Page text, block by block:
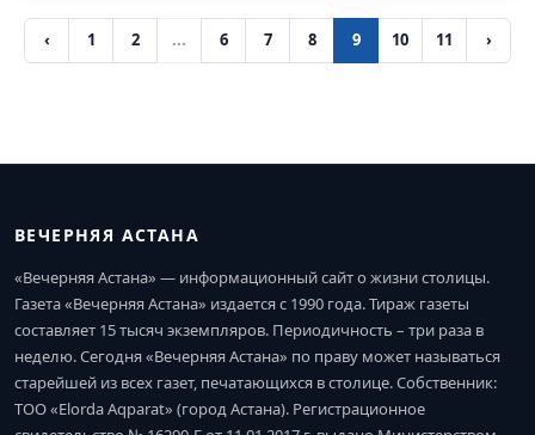
‹ 1 2 ... 6 7 8 9 10 11 ›
ВЕЧЕРНЯЯ АСТАНА
«Вечерняя Астана» — информационный сайт о жизни столицы.
Газета «Вечерняя Астана» издается с 1990 года. Тираж газеты
составляет 15 тысяч экземпляров. Периодичность – три раза в
неделю. Сегодня «Вечерняя Астана» по праву может называться
старейшей из всех газет, печатающихся в столице. Собственник:
ТОО «Elorda Aqparat» (город Астана). Регистрационное